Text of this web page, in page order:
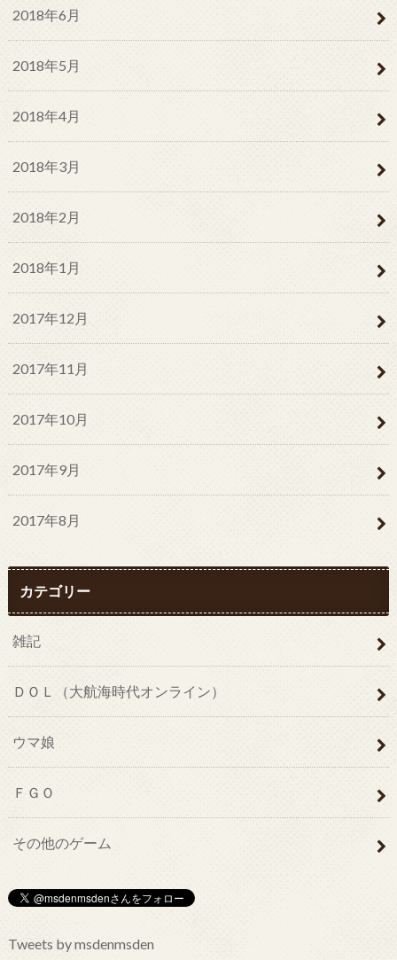
2018年6月
2018年5月
2018年4月
2018年3月
2018年2月
2018年1月
2017年12月
2017年11月
2017年10月
2017年9月
2017年8月
カテゴリー
雑記
ＤＯＬ（大航海時代オンライン）
ウマ娘
ＦＧＯ
その他のゲーム
Tweets by msdenmsden